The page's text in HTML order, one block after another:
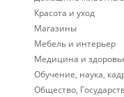
Красота и уход
Магазины
Мебель и интерьер
Медицина и
Обучение, наука,
Общество,